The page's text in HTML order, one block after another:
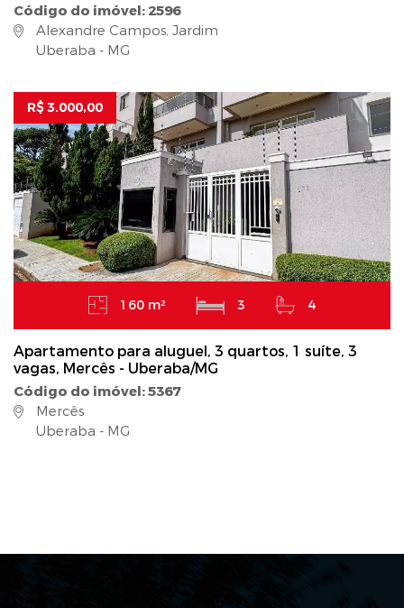
Código do imóvel: 2596
Alexandre Campos, Jardim
Uberaba - MG
R$ 3.000,00
160 m² 3 4
Apartamento para aluguel, 3 quartos, 1 suíte, 3
vagas, Mercês - Uberaba/MG
Código do imóvel: 5367
Mercês
Uberaba - MG